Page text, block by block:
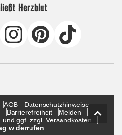
Herzblut
AGB
Datenschutzhinweise
Barrierefreiheit
Melden
und ggf. zzgl. Versandkosten
widerrufen